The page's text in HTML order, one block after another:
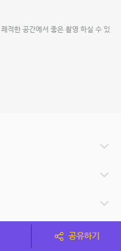
적한 공간에서 좋은 촬영 하실 수 있
공유하기